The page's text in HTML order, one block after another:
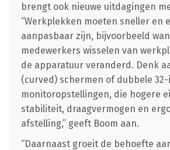
brengt ook nieuwe uitdagingen
“Werkplekken moeten sneller en
aanpasbaar zijn, bijvoorbeeld
medewerkers wisselen van
de apparatuur veranderd. Denk
(curved) schermen of dubbele
monitoropstellingen, die hogere
stabiliteit, draagvermogen en
afstelling,” geeft Boom aan.
“Daarnaast groeit de behoefte